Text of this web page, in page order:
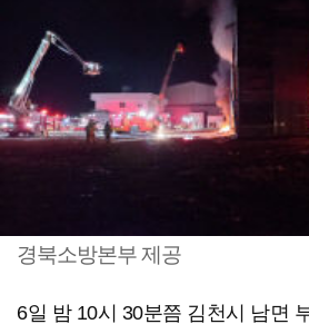
경북소방본부 제공
6일 밤 10시 30분쯤 김천시 남면